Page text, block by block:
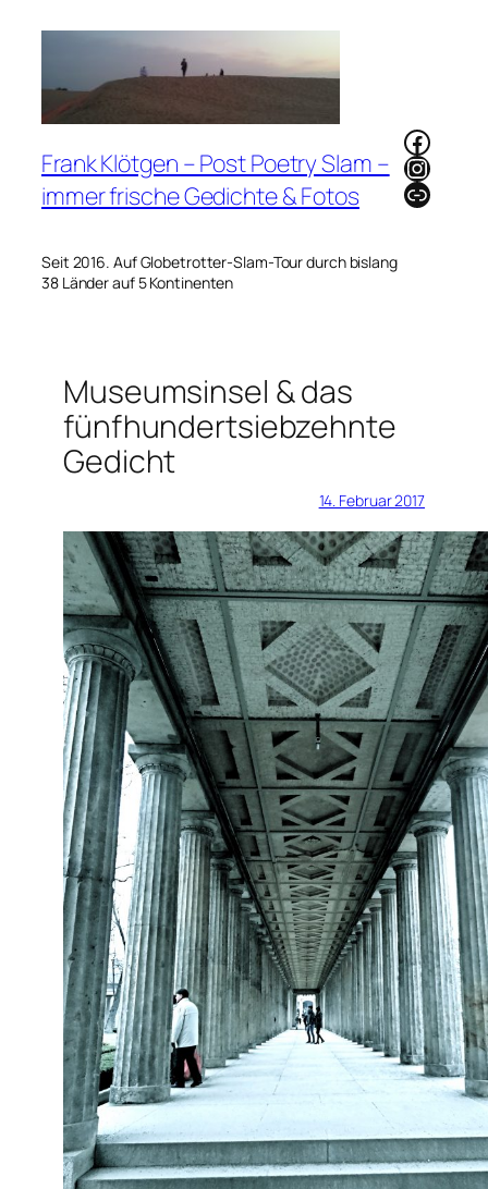
Frank Klötgen – Post Poetry Slam –
immer frische Gedichte & Fotos
Seit 2016. Auf Globetrotter-Slam-Tour durch bislang
38 Länder auf 5 Kontinenten
Link
Museumsinsel & das
fünfhundertsiebzehnte
Gedicht
14. Februar 2017